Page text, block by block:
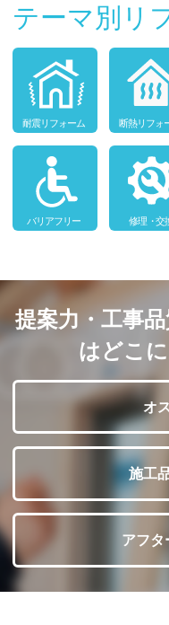
テーマ別リ
提案力・工事
はどこ
オ
施工
アフタ